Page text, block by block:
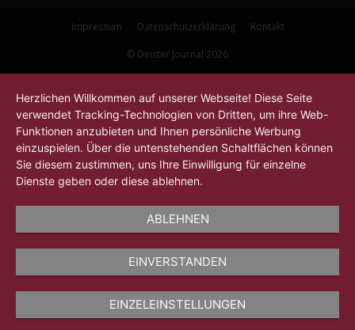
Impressum Datenschutzerklärung Kontakt
© Deister Journal 2026
Herzlichen Willkommen auf unserer Webseite! Diese Seite
verwendet Tracking-Technologien von Dritten, um ihre Web-
Funktionen anzubieten und Ihnen persönliche Werbung
einzuspielen. Über die untenstehenden Schaltflächen können
Sie diesem zustimmen, uns Ihre Einwilligung für einzelne
Dienste geben oder diese ablehnen.
ABLEHNEN
EINVERSTANDEN
EINZELEINSTELLUNGEN